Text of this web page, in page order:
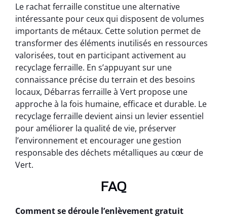
Le rachat ferraille constitue une alternative
intéressante pour ceux qui disposent de volumes
importants de métaux. Cette solution permet de
transformer des éléments inutilisés en ressources
valorisées, tout en participant activement au
recyclage ferraille. En s’appuyant sur une
connaissance précise du terrain et des besoins
locaux, Débarras ferraille à Vert propose une
approche à la fois humaine, efficace et durable. Le
recyclage ferraille devient ainsi un levier essentiel
pour améliorer la qualité de vie, préserver
l’environnement et encourager une gestion
responsable des déchets métalliques au cœur de
Vert.
FAQ
Comment se déroule l’enlèvement gratuit